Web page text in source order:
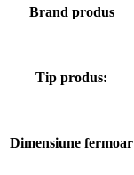
Brand produs
Tip produs:
Dimensiune fermoar